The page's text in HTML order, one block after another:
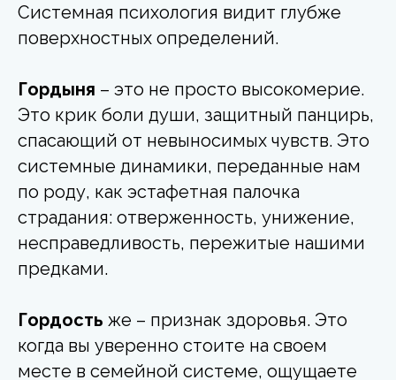
Системная психология видит глубже
поверхностных определений.
Гордыня – это не просто высокомерие.
Это крик боли души, защитный панцирь,
спасающий от невыносимых чувств. Это
системные динамики, переданные нам
по роду, как эстафетная палочка
страдания: отверженность, унижение,
несправедливость, пережитые нашими
предками.
Гордость же – признак здоровья. Это
когда вы уверенно стоите на своем
месте в семейной системе, ощущаете